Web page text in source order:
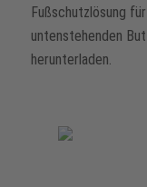
Fußschutzlösung
untenstehenden
herunterladen.